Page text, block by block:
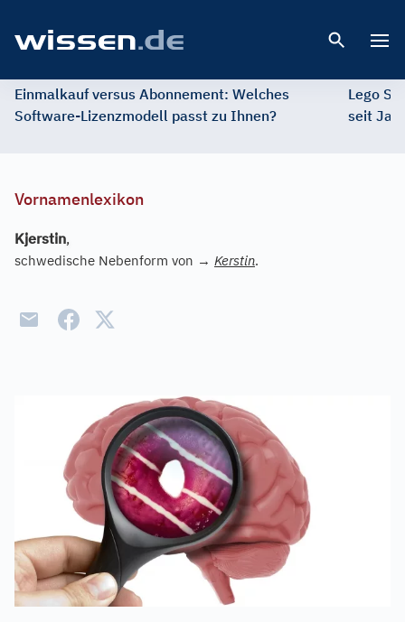
Einmalkauf versus Abonnement: Welches
Software-Lizenzmodell passt zu Ihnen?
Lego
seit
Vornamenlexikon
Kjerstin,
schwedische Nebenform von → Kerstin.